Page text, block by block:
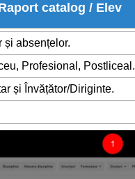
catalog / Elev
și absențelor.
Profesional, Postliceal.
și Învățător/Diriginte.